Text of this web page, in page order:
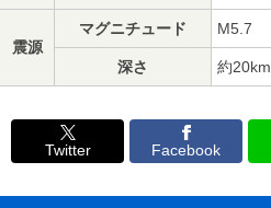
震源
マグニチュード M5.7
深さ 約20km
Twitter Facebook